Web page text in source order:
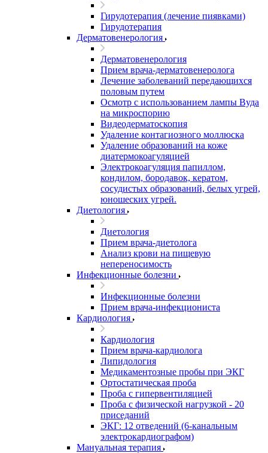
Гирудотерапия (лечение пиявками)
Гирудотерапия
Дерматовенерология
Дерматовенерология
Прием врача-дерматовенеролога
Лечение заболеваний передающихся
половым путем
Осмотр с использованием лампы Вуда
на микроспорию
Видеодерматоскопия
Удаление контагиозного моллюска
Удаление образований на коже
диатермокоагуляцией
Электрокоагуляция папиллом,
кондилом, бородавок, кератом,
сосудистых образований, белых угрей,
юношеских угрей.
Диетология
Диетология
Прием врача-диетолога
Анализ крови на пищевую
непереносимость
Инфекционные болезни
Инфекционные болезни
Прием врача-инфекциониста
Кардиология
Кардиология
Прием врача-кардиолога
Липидология
Медикаментозные пробы при ЭКГ
Ортостатическая проба
Проба с гипервентиляцией
Проба с физической нагрузкой - 20
приседаний
ЭКГ: 12 отведений (6-канальным
электрокардиографом)
Мануальная терапия